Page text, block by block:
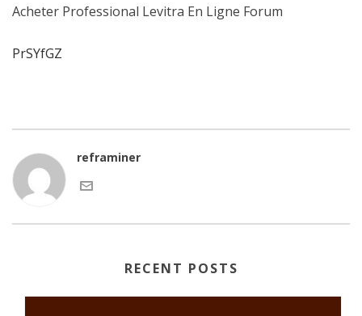
Acheter Professional Levitra En Ligne Forum
PrSYfGZ
reframiner
RECENT POSTS